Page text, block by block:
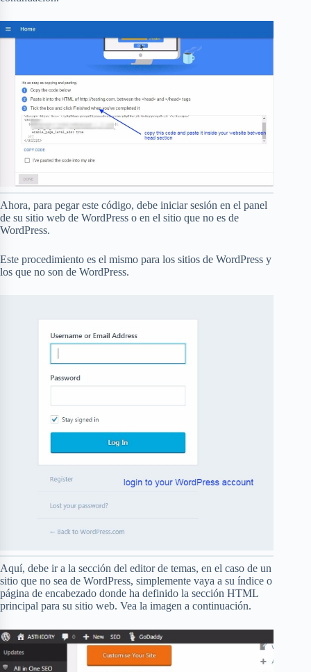
Ahora, para pegar este código, debe iniciar sesión en el panel
de su sitio web de WordPress o en el sitio que no es de
WordPress.
Este procedimiento es el mismo para los sitios de WordPress y
los que no son de WordPress.
Aquí, debe ir a la sección del editor de temas, en el caso de un
sitio que no sea de WordPress, simplemente vaya a su índice o
página de encabezado donde ha definido la sección HTML
principal para su sitio web. Vea la imagen a continuación.